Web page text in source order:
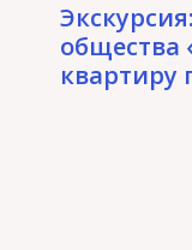
общества
квартиру